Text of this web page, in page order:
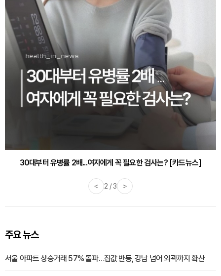
감기·독감 예방하고 면역력 높이는 4가지 영양제 [카드뉴스]
< 3 / 3 >
주요 뉴스
서울 아파트 상승거래 57% 돌파…집값 반등, 강남 넘어 외곽까지 확산